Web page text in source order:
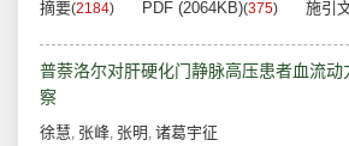
摘要(2184) PDF (2064KB)(375) 施引
普萘洛尔对肝硬化门静脉高压患者血流
察
徐慧, 张峰, 张明 , 诸葛宇征